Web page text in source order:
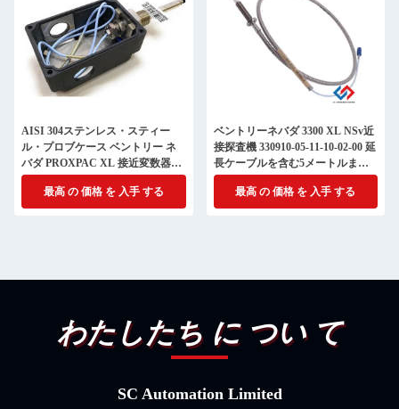
AISI 304ステンレス・スティー
ル・プロブケース ベントリー ネ
バダ PROXPAC XL 接近変数器組
330880
最高 の 価格 を 入手 する
ベントリーネバダ 3300 XL NSv近
接探査機 330910-05-11-10-02-00 延
長ケーブルを含む5メートルまた
は7メートル
最高 の 価格 を 入手 する
わたしたち に つい て
SC Automation Limited